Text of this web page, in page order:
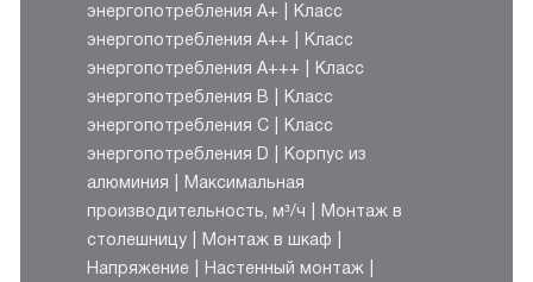
энергопотребления A+
Класс
энергопотребления A++
Класс
энергопотребления A+++
Класс
энергопотребления B
Класс
энергопотребления C
Класс
энергопотребления D
Корпус из
алюминия
Максимальная
производительность, м³/ч
Монтаж в
столешницу
Монтаж в шкаф
Напряжение
Настенный монтаж